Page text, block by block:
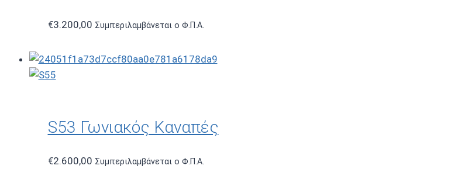
€3.200,00 Συμπεριλαμβάνεται ο Φ.Π.Α.
S53 Γωνιακός Καναπές
€2.600,00 Συμπεριλαμβάνεται ο Φ.Π.Α.